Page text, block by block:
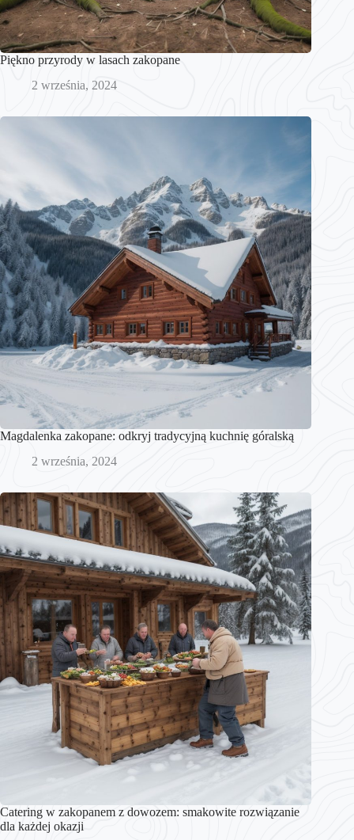
Piękno przyrody w lasach zakopane
2 września, 2024
Magdalenka zakopane: odkryj tradycyjną kuchnię góralską
2 września, 2024
Catering w zakopanem z dowozem: smakowite rozwiązanie
dla każdej okazji